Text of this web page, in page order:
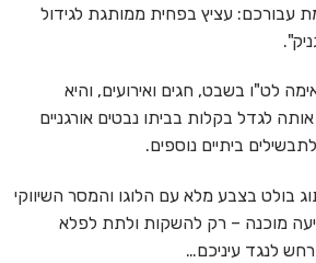
עבורכם: עציץ בפחית ממותגת לגידול
לט"ו בשבט, חגים ואירועים, והיא
לגדל בקלות בביתו נבטים אורגניים
ביתיים נוספים.
בולט בצבע מלא עם הלוגו והמסר השיווקי
מוכנה – רק להשקות ולתת לפלא
לנגד עיניכם…